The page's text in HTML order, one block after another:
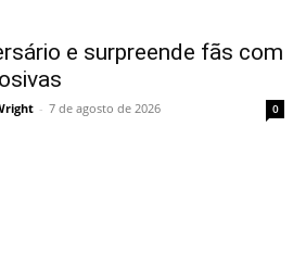
e surpreende fãs com
- 7 de agosto de 2026 0